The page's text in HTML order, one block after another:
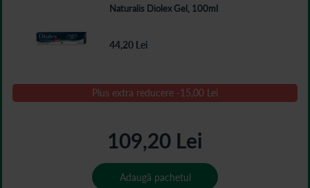
Plus extra reducere -15,00 Lei
Naturalis Diolex Gel, 100ml
44,20 Lei
109,20 Lei
Adaugă pachetul